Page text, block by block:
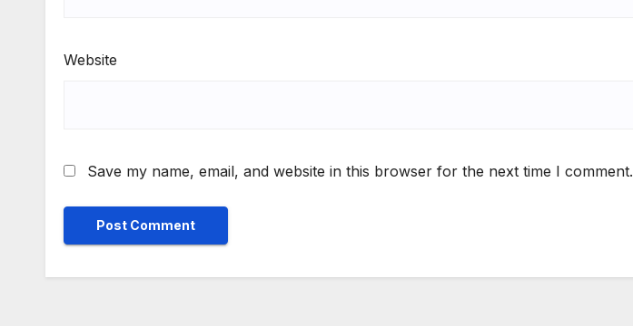
Website
Save my name, email, and website in this browser for the next time I comment.